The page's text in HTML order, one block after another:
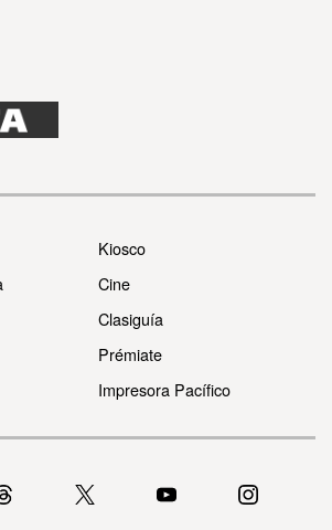
Kiosco
Cine
Clasiguía
Prémiate
Impresora Pacífico